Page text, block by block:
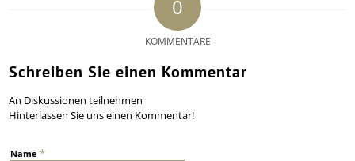
0
KOMMENTARE
Schreiben Sie einen Kommentar
An Diskussionen teilnehmen
Hinterlassen Sie uns einen Kommentar!
Name*